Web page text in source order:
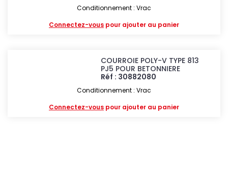
Conditionnement : Vrac
Connectez-vous pour ajouter au panier
COURROIE POLY-V TYPE 813
PJ5 POUR BETONNIERE
Réf : 30882080
Conditionnement : Vrac
Connectez-vous pour ajouter au panier